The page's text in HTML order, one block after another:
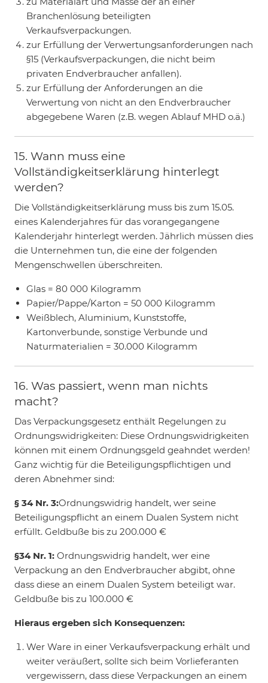
Branchenlösung beteiligten
Verkaufsverpackungen.
zur Erfüllung der Verwertungsanforderungen nach
§15 (Verkaufsverpackungen, die nicht beim
privaten Endverbraucher anfallen).
zur Erfüllung der Anforderungen an die
Verwertung von nicht an den Endverbraucher
abgegebene Waren (z.B. wegen Ablauf MHD o.ä.)
15. Wann muss eine
Vollständigkeitserklärung hinterlegt
werden?
Die Vollständigkeitserklärung muss bis zum 15.05.
eines Kalenderjahres für das vorangegangene
Kalenderjahr hinterlegt werden. Jährlich müssen dies
die Unternehmen tun, die eine der folgenden
Mengenschwellen überschreiten.
Glas = 80 000 Kilogramm
Papier/Pappe/Karton = 50 000 Kilogramm
Weißblech, Aluminium, Kunststoffe,
Kartonverbunde, sonstige Verbunde und
Naturmaterialien = 30.000 Kilogramm
16. Was passiert, wenn man nichts
macht?
Das Verpackungsgesetz enthält Regelungen zu
Ordnungswidrigkeiten: Diese Ordnungswidrigkeiten
können mit einem Ordnungsgeld geahndet werden!
Ganz wichtig für die Beteiligungspflichtigen und
deren Abnehmer sind:
§ 34 Nr. 3:Ordnungswidrig handelt, wer seine
Beteiligungspflicht an einem Dualen System nicht
erfüllt. Geldbuße bis zu 200.000 €
§34 Nr. 1: Ordnungswidrig handelt, wer eine
Verpackung an den Endverbraucher abgibt, ohne
dass diese an einem Dualen System beteiligt war.
Geldbuße bis zu 100.000 €
Hieraus ergeben sich Konsequenzen:
Wer Ware in einer Verkaufsverpackung erhält und
weiter veräußert, sollte sich beim Vorlieferanten
vergewissern, dass diese Verpackungen an einem